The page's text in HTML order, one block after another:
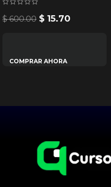
$600.00 $ 15.70
COMPRAR AHORA